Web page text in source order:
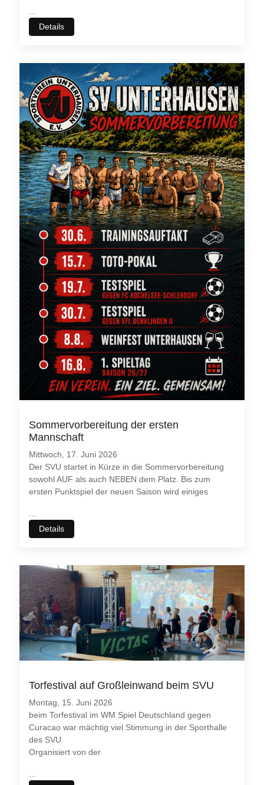
Details
Sommervorbereitung der ersten
Mannschaft
Mittwoch, 17. Juni 2026
Der SVU startet in Kürze in die Sommervorbereitung
sowohl AUF als auch NEBEN dem Platz. Bis zum
ersten Punktspiel der neuen Saison wird einiges
...
Details
Torfestival auf Großleinwand beim SVU
Montag, 15. Juni 2026
beim Torfestival im WM Spiel Deutschland gegen
Curacao war mächtig viel Stimmung in der Sporthalle
des SVU.
Organisiert von der